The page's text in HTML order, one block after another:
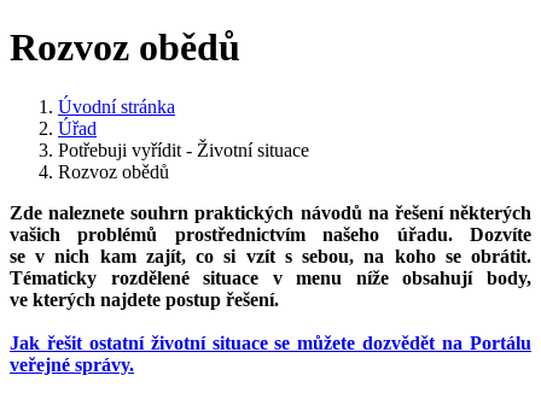
Rozvoz obědů
Úvodní stránka
Úřad
Potřebuji vyřídit - Životní situace
Rozvoz obědů
Zde naleznete souhrn praktických návodů na řešení některých
vašich problémů prostřednictvím našeho úřadu. Dozvíte
se v nich kam zajít, co si vzít s sebou, na koho se obrátit.
Tématicky rozdělené situace v menu níže obsahují body,
ve kterých najdete postup řešení.
Jak řešit ostatní životní situace se můžete dozvědět na Portálu
veřejné správy.